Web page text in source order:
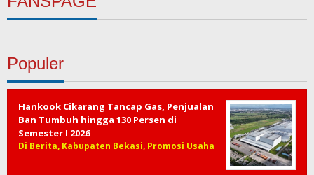
Populer
Hankook Cikarang Tancap Gas, Penjualan
Ban Tumbuh hingga 130 Persen di
Semester I 2026
Di Berita, Kabupaten Bekasi, Promosi Usaha